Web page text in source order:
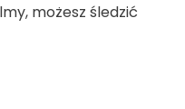
możesz śledzić